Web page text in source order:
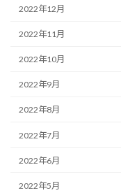
2022年12月
2022年11月
2022年10月
2022年9月
2022年8月
2022年7月
2022年6月
2022年5月